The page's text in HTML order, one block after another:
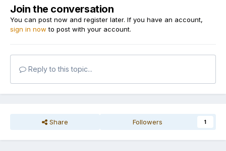
Join the conversation
You can post now and register later. If you have an account,
sign in now to post with your account.
Reply to this topic...
Share Followers 1